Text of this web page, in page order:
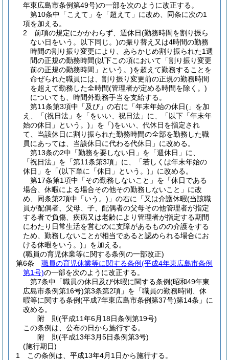
年東広島市条例第49号)の一部を次のように改正する。
第10条中「こえて」を「超えて」に改め、同条に次の1
項を加える。
2
前項の規定にかかわらず、週休日(勤務時間を割り振ら
ない日をいう。以下同じ。)の振り替え又は4時間の勤務
時間の割り振り変更により、あらかじめ割り振られた1週
間の正規の勤務時間(以下この項において「割り振り変更
前の正規の勤務時間」という。)を超えて勤務することを
命ぜられた職員には、割り振り変更前の正規の勤務時間
を超えて勤務した全時間(管理者が定める時間を除く。)
についても、時間外勤務手当を支給する。
第11条第3項中「及び」の右に「年末年始の休日(」を加
え、「(祝日法」を「をいい、祝日法」に、「以下「年末年
始の休日」という。) 」を「)をいい、代休日を指定され
て、当該休日に割り振られた勤務時間の全部を勤務した職
員にあっては、当該休日に代わる代休日」に改める。
第13条の2中「勤務を要しない日」を「週休日」に、
「祝日法」を「第11条第3項」に、「若しくは年末年始の
休日」を「(以下単に「休日」という。) 」に改める。
第17条第1項中「その勤務しないこと」を「休日である
場合、休暇による場合その他その勤務しないこと」に改
め、同条第2項中「いう。)」の右に「又は介護休暇(当該職
員が配偶者、父母、子、配偶者の父母その他管理者が指定
する者で負傷、疾病又は老齢により管理者が指定する期間
にわたり日常生活を営むのに支障があるものの介護をする
ため、勤務しないことが相当であると認められる場合にお
ける休暇をいう。) 」を加える。
(職員の育児休業等に関する条例の一部改正)
第6条
職員の育児休業等に関する条例(平成4年東広島市条例
第1号)の一部を次のように改正する。
第7条中「職員の休日及び休暇に関する条例(昭和49年東
広島市条例第16号)第3条第2項」を「職員の勤務時間、休
暇等に関する条例(平成7年東広島市条例第37号)第14条」に
改める。
附 則(平成11年6月18日条例第19号)
この条例は、公布の日から施行する。
附 則(平成13年3月5日条例第3号)
(施行期日)
1
この条例は、平成13年4月1日から施行する。